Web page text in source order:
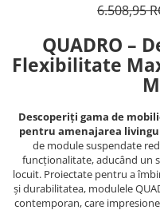
6.508,95
QUADRO –
Flexibilitate
Descoperiți gama de
pentru amenajarea
de module suspendate
funcționalitate, aducând un
locuit. Proiectate pentru a
și durabilitatea, modulele
contemporan, care